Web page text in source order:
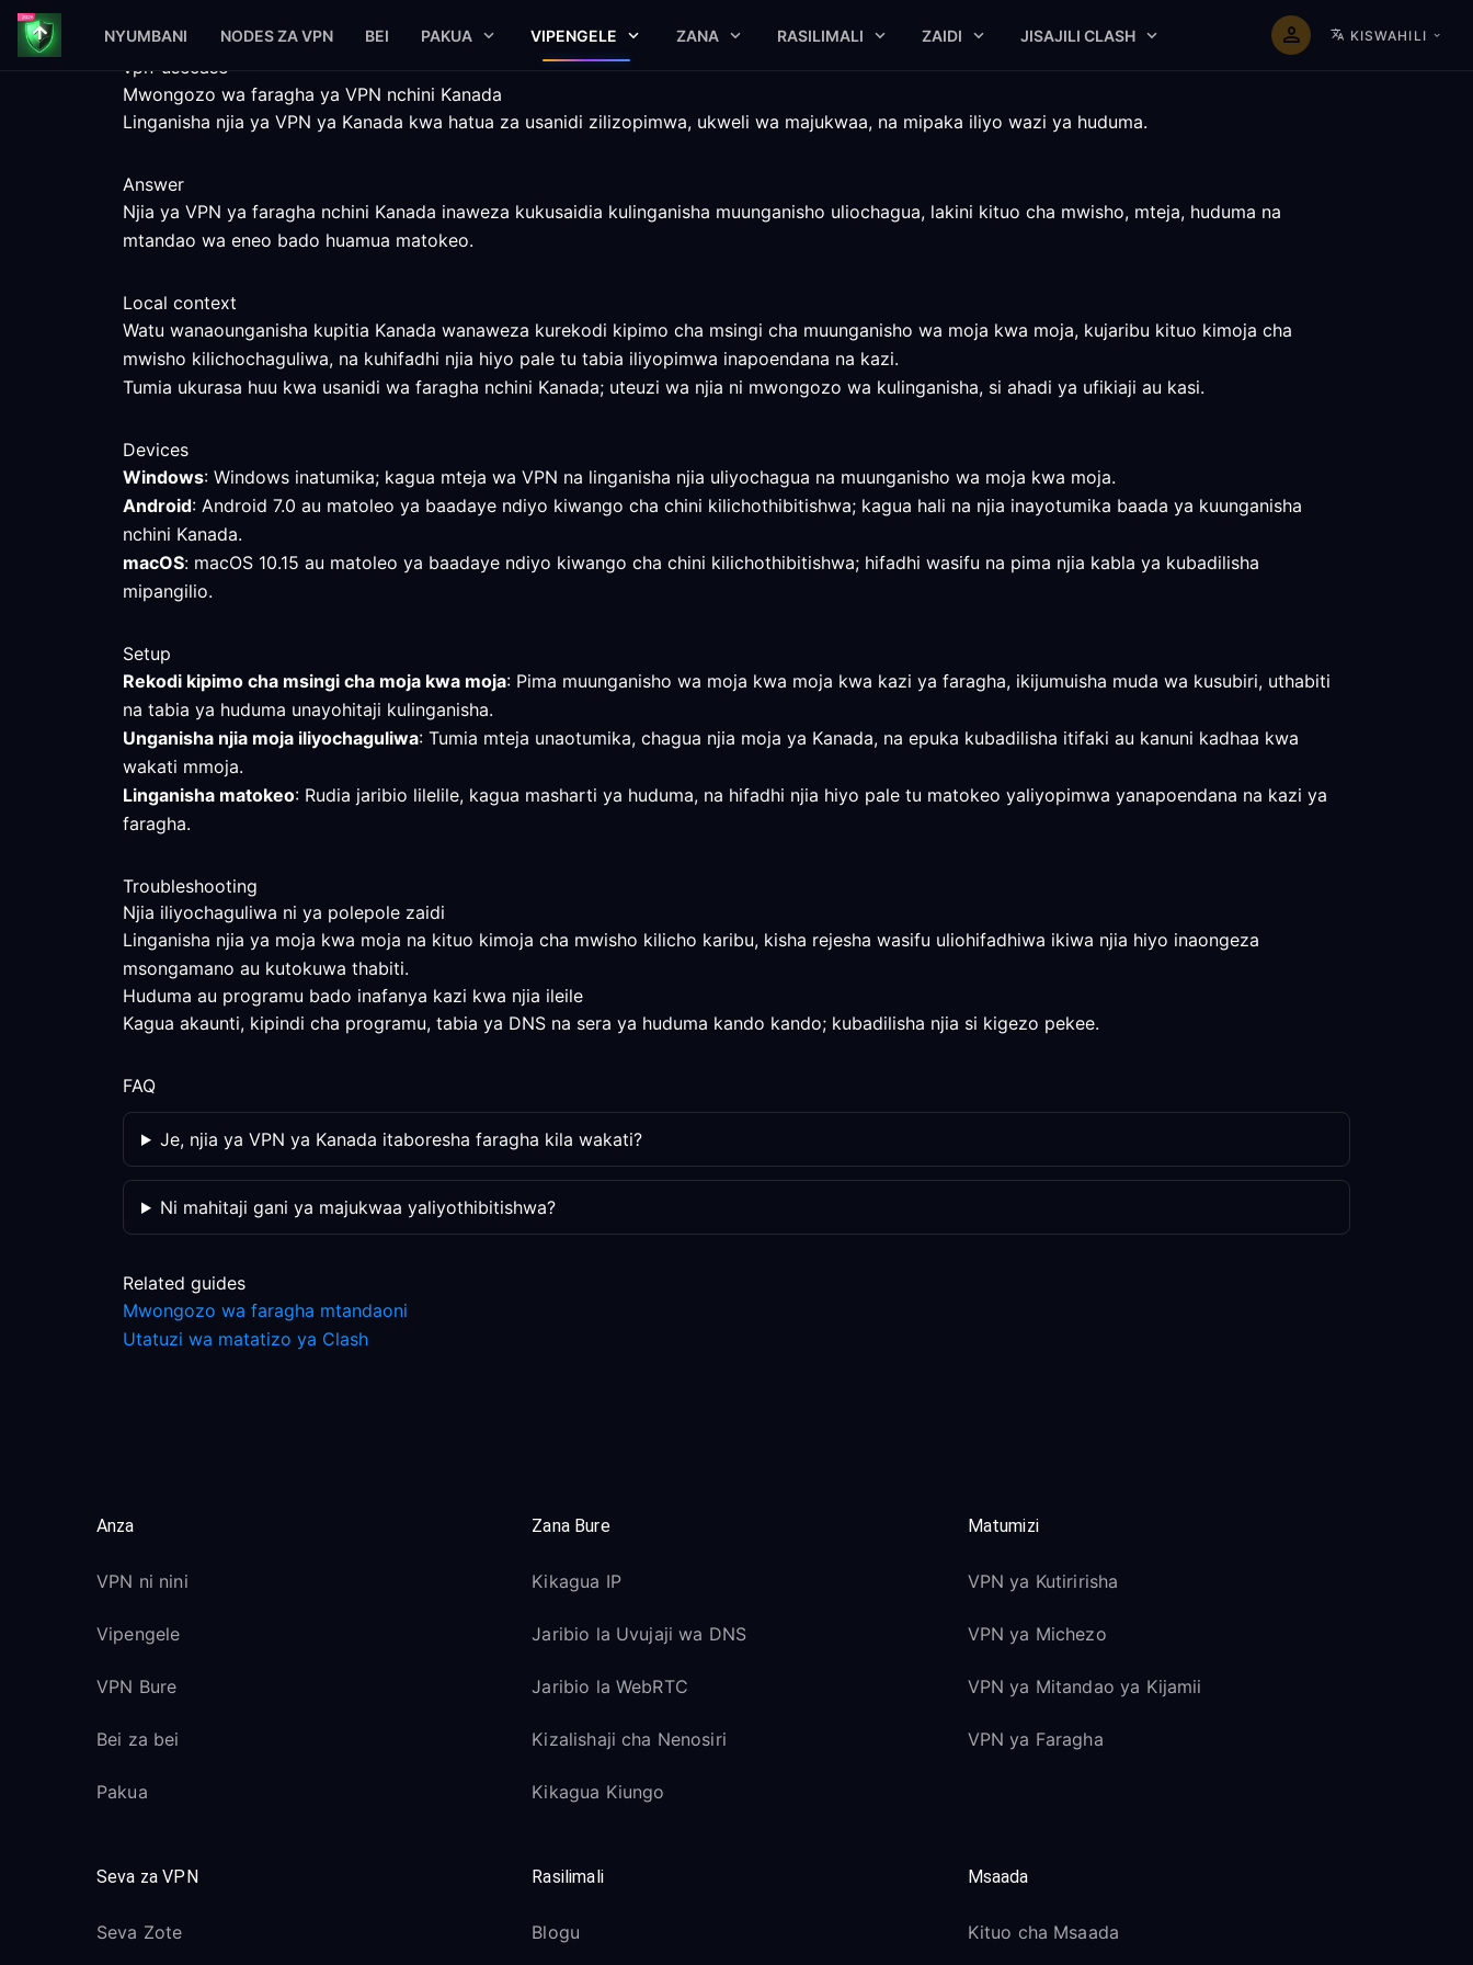
NYUMBANI NODES ZA VPN BEI PAKUA VIPENGELE ZANA RASILIMALI ZAIDI JISAJILI CLASH KISWAHILI
vpn-usecase
Mwongozo wa faragha ya VPN nchini Kanada
Linganisha njia ya VPN ya Kanada kwa hatua za usanidi zilizopimwa, ukweli wa majukwaa, na mipaka iliyo wazi ya huduma.
Answer
Njia ya VPN ya faragha nchini Kanada inaweza kukusaidia kulinganisha muunganisho uliochagua, lakini kituo cha mwisho, mteja, huduma na
mtandao wa eneo bado huamua matokeo.
Local context
Watu wanaounganisha kupitia Kanada wanaweza kurekodi kipimo cha msingi cha muunganisho wa moja kwa moja, kujaribu kituo kimoja cha
mwisho kilichochaguliwa, na kuhifadhi njia hiyo pale tu tabia iliyopimwa inapoendana na kazi.
Tumia ukurasa huu kwa usanidi wa faragha nchini Kanada; uteuzi wa njia ni mwongozo wa kulinganisha, si ahadi ya ufikiaji au kasi.
Devices
Windows: Windows inatumika; kagua mteja wa VPN na linganisha njia uliyochagua na muunganisho wa moja kwa moja.
Android: Android 7.0 au matoleo ya baadaye ndiyo kiwango cha chini kilichothibitishwa; kagua hali na njia inayotumika baada ya kuunganisha
nchini Kanada.
macOS: macOS 10.15 au matoleo ya baadaye ndiyo kiwango cha chini kilichothibitishwa; hifadhi wasifu na pima njia kabla ya kubadilisha
mipangilio.
Setup
Rekodi kipimo cha msingi cha moja kwa moja: Pima muunganisho wa moja kwa moja kwa kazi ya faragha, ikijumuisha muda wa kusubiri, uthabiti
na tabia ya huduma unayohitaji kulinganisha.
Unganisha njia moja iliyochaguliwa: Tumia mteja unaotumika, chagua njia moja ya Kanada, na epuka kubadilisha itifaki au kanuni kadhaa kwa
wakati mmoja.
Linganisha matokeo: Rudia jaribio lilelile, kagua masharti ya huduma, na hifadhi njia hiyo pale tu matokeo yaliyopimwa yanapoendana na kazi ya
faragha.
Troubleshooting
Njia iliyochaguliwa ni ya polepole zaidi
Linganisha njia ya moja kwa moja na kituo kimoja cha mwisho kilicho karibu, kisha rejesha wasifu uliohifadhiwa ikiwa njia hiyo inaongeza
msongamano au kutokuwa thabiti.
Huduma au programu bado inafanya kazi kwa njia ileile
Kagua akaunti, kipindi cha programu, tabia ya DNS na sera ya huduma kando kando; kubadilisha njia si kigezo pekee.
FAQ
Je, njia ya VPN ya Kanada itaboresha faragha kila wakati?
Ni mahitaji gani ya majukwaa yaliyothibitishwa?
Related guides
Mwongozo wa faragha mtandaoni
Utatuzi wa matatizo ya Clash
Anza
VPN ni nini
Vipengele
VPN Bure
Bei za bei
Pakua
Zana Bure
Kikagua IP
Jaribio la Uvujaji wa DNS
Jaribio la WebRTC
Kizalishaji cha Nenosiri
Kikagua Kiungo
Matumizi
VPN ya Kutiririsha
VPN ya Michezo
VPN ya Mitandao ya Kijamii
VPN ya Faragha
Seva za VPN
Seva Zote
Rasilimali
Blogu
Msaada
Kituo cha Msaada